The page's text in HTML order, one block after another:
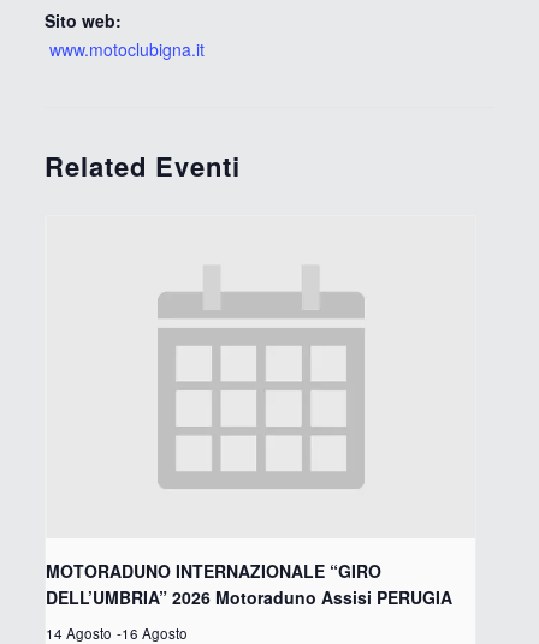
Sito web:
www.motoclubigna.it
Related Eventi
MOTORADUNO INTERNAZIONALE “GIRO
DELL’UMBRIA” 2026 Motoraduno Assisi PERUGIA
14 Agosto -16 Agosto